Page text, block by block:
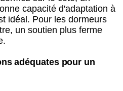
capacité d'adaptation à
idéal. Pour les dormeurs
un soutien plus ferme
adéquates pour un